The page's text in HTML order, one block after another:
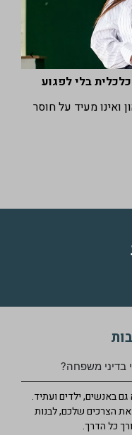
בלי לפגוע
ואינו מעיד על חוסר
בדיני משפחה?
באנשים, ילדים ועתיד.
הצרכים שלכם, לבנות
כל הדרך.